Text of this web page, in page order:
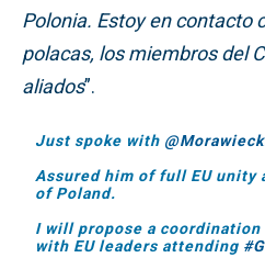
Polonia. Estoy en contacto
polacas, los miembros del
aliados”.
Just spoke with
Assured him of full EU
of Poland.
I will propose a coordination
with EU leaders attending